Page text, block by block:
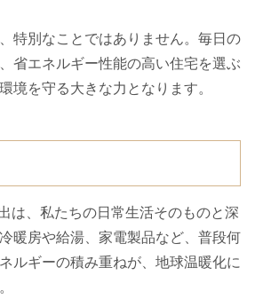
特別なことではありません。毎日の
省エネルギー性能の高い住宅を選ぶ
境を守る大きな力となります。
は、私たちの日常生活そのものと深
暖房や給湯、家電製品など、普段何
ルギーの積み重ねが、地球温暖化に